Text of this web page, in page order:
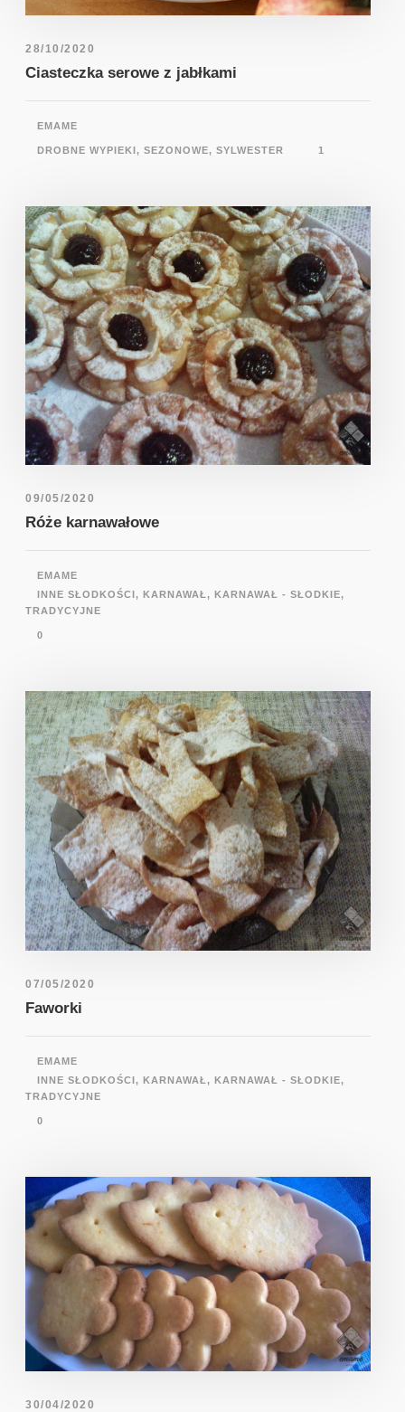
28/10/2020
Ciasteczka serowe z jabłkami
EMAME
DROBNE WYPIEKI, SEZONOWE, SYLWESTER 1
09/05/2020
Róże karnawałowe
EMAME
INNE SŁODKOŚCI, KARNAWAŁ, KARNAWAŁ - SŁODKIE,
TRADYCYJNE
0
07/05/2020
Faworki
EMAME
INNE SŁODKOŚCI, KARNAWAŁ, KARNAWAŁ - SŁODKIE,
TRADYCYJNE
0
30/04/2020